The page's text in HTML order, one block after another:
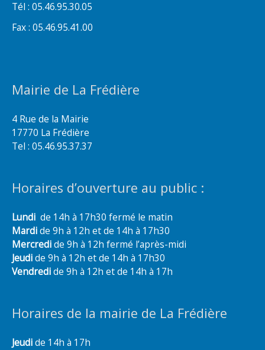
Tél : 05.46.95.30.05
Fax : 05.46.95.41.00
Mairie de La Frédière
4 Rue de la Mairie
17770 La Frédière
Tel : 05.46.95.37.37
Horaires d’ouverture au public :
Lundi de 14h à 17h30 fermé le matin
Mardide 9h à 12h et de 14h à 17h30
Mercredide 9h à 12h fermé l’après-midi
Jeudide 9h à 12h et de 14h à 17h30
Vendredide 9h à 12h et de 14h à 17h
Horaires de la mairie de La Frédière
Jeudide 14h à 17h